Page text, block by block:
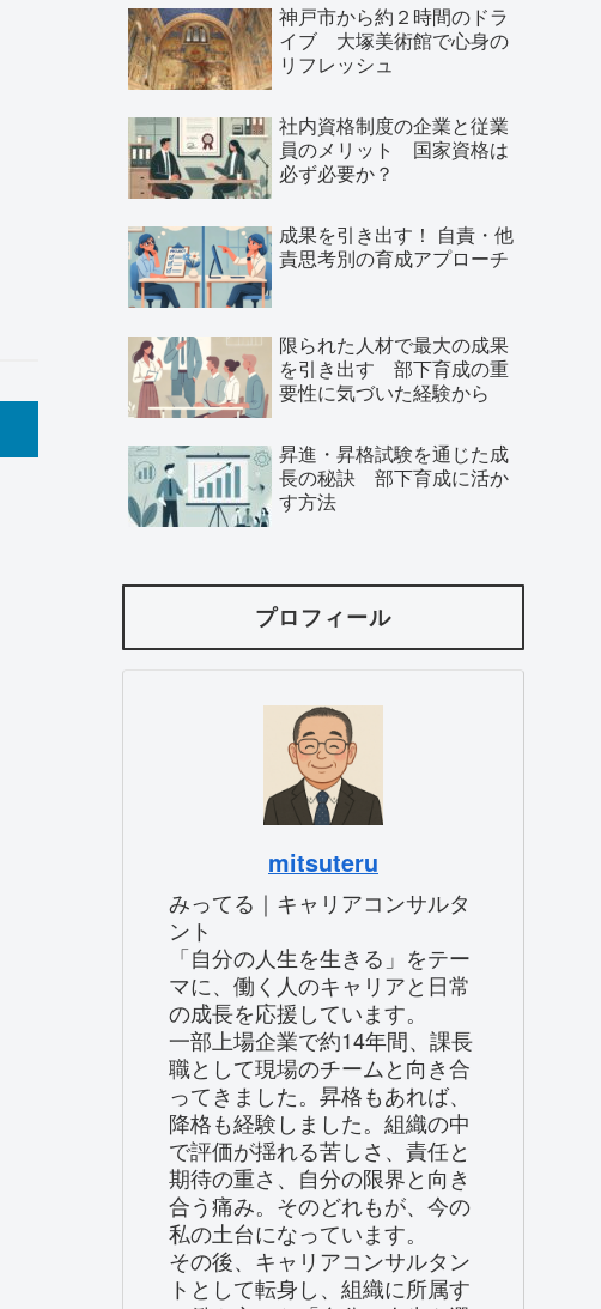
神戸市から約２時間のドラ
イブ 大塚美術館で心身の
リフレッシュ
社内資格制度の企業と従業
員のメリット 国家資格は
必ず必要か？
成果を引き出す！ 自責・他
責思考別の育成アプローチ
限られた人材で最大の成果
を引き出す 部下育成の重
要性に気づいた経験から
昇進・昇格試験を通じた成
長の秘訣 部下育成に活か
す方法
プロフィール
mitsuteru
みってる｜キャリアコンサルタ
ント
「自分の人生を生きる」をテー
マに、働く人のキャリアと日常
の成長を応援しています。
一部上場企業で約14年間、課長
職として現場のチームと向き合
ってきました。昇格もあれば、
降格も経験しました。組織の中
で評価が揺れる苦しさ、責任と
期待の重さ、自分の限界と向き
合う痛み。そのどれもが、今の
私の土台になっています。
その後、キャリアコンサルタン
トとして転身し、組織に所属す